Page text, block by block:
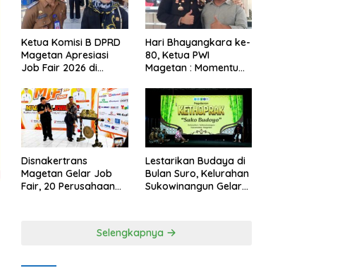
Ketua Komisi B DPRD
Magetan Apresiasi
Job Fair 2026 di
Anggaran
Hari Bhayangkara ke-
80, Ketua PWI
Magetan : Momentum
Kepercayaan Publik
Disnakertrans
Magetan Gelar Job
Fair, 20 Perusahaan
Lestarikan Budaya di
Bulan Suro, Kelurahan
Sukowinangun Gelar
Selengkapnya